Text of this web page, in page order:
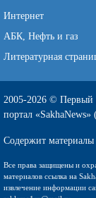
Интернет
АБК, Нефть и газ
Литературная
2005-2026 © Первый
портал
Содержит материалы
Все права защищены и
материалов ссылка на
извлечение информации